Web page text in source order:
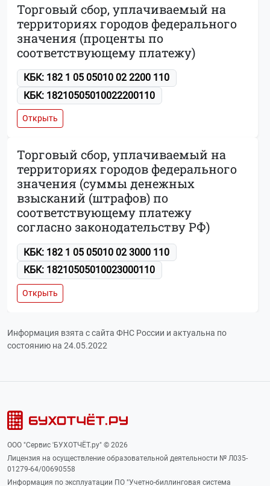
Торговый сбор, уплачиваемый на
территориях городов федерального
значения (проценты по
соответствующему платежу)
КБК: 182 1 05 05010 02 2200 110
КБК: 18210505010022200110
Открыть
Торговый сбор, уплачиваемый на
территориях городов федерального
значения (суммы денежных
взысканий (штрафов) по
соответствующему платежу
согласно законодательству РФ)
КБК: 182 1 05 05010 02 3000 110
КБК: 18210505010023000110
Открыть
Информация взята с сайта ФНС России и актуальна по
состоянию на 24.05.2022
ООО "Сервис 'БУХОТЧЁТ.ру" © 2026
Лицензия на осуществление образовательной деятельности № Л035-
01279-64/00690558
Информация по эксплуатации ПО "Учетно-биллинговая система